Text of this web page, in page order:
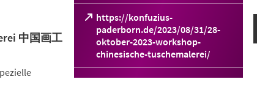
https://konfuzius-
paderborn.de/2023/08/31/28-
oktober-2023-workshop-
chinesische-tuschemalerei/
(Öffnet
in
einem
中国画工